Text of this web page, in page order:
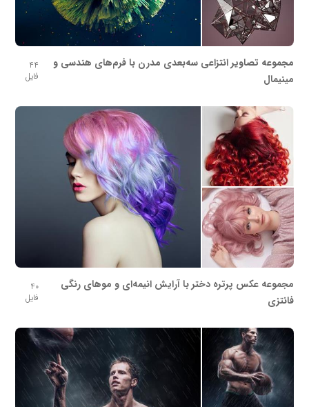
مجموعه تصاویر انتزاعی سه‌بعدی مدرن با فرم‌های هندسی و
مینیمال
44
فایل
مجموعه عکس پرتره دختر با آرایش انیمه‌ای و موهای رنگی
فانتزی
40
فایل